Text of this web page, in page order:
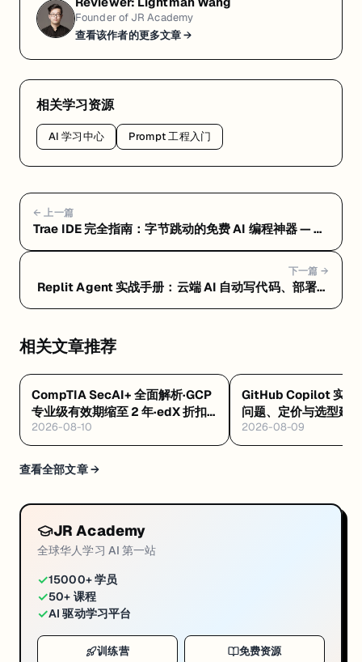
Founder of JR Academy
查看该作者的更多文章 →
相关学习资源
AI 学习中心 Prompt 工程入门
← 上一篇
Trae IDE 完全指南：字节跳动的免费 AI 编程神器 — 常
下一篇 →
Replit Agent 实战手册：云端 AI 自动写代码、部署一
相关文章推荐
CompTIA SecAI+ 全面解析·GCP
专业级有效期缩至 2 年·edX 折扣
码 8/12 到期
2026-08-10
GitHub Copilot 实战
问题、定价与选型建议
2026-08-09
查看全部文章 →
JR Academy
全球华人学习 AI 第一站
✓15000+ 学员
✓50+ 课程
✓AI 驱动学习平台
训练营 免费资源